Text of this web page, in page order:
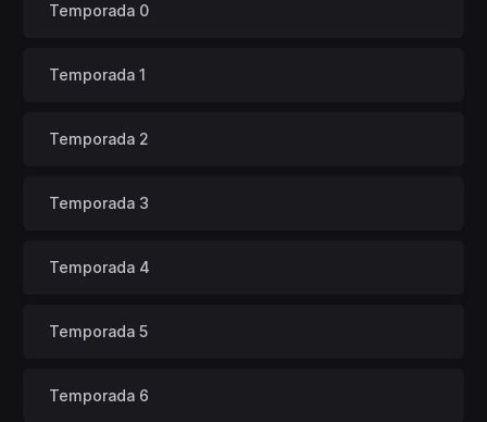
Temporada 0
Temporada 1
Temporada 2
Temporada 3
Temporada 4
Temporada 5
Temporada 6